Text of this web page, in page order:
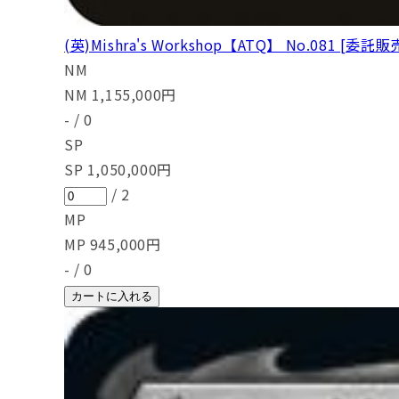
(英)Mishra's Workshop【ATQ】 No.081 [委託販
NM
NM 1,155,000円
- / 0
SP
SP 1,050,000円
/ 2
MP
MP 945,000円
- / 0
カートに入れる